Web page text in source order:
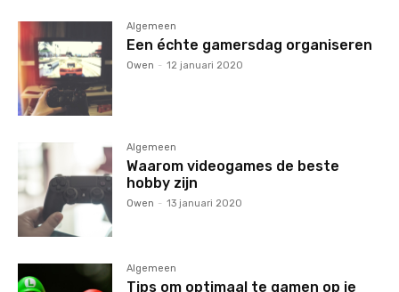
Algemeen
Een échte gamersdag organiseren
Owen - 12 januari 2020
Algemeen
Waarom videogames de beste
hobby zijn
Owen - 13 januari 2020
Algemeen
Tips om optimaal te gamen op je